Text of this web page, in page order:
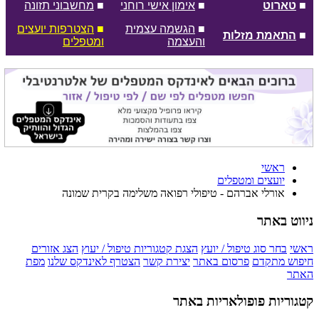
■ טארוט ■ אימון אישי רוחני ■ מחשבוני תזונה
■ התאמת מזלות
■ הגשמה עצמית
והעצמה
■ הצטרפות יועצים
ומטפלים
ראשי
יועצים ומטפלים
אורלי אברהם - טיפולי רפואה משלימה בקרית שמונה
ניווט באתר
ראשי בחר סוג טיפול / יועץ הצגת קטגוריות טיפול / יעוץ הצג אזורים
חיפוש מתקדם פרסום באתר יצירת קשר הצטרף לאינדקס שלנו מפת
האתר
קטגוריות פופולאריות באתר